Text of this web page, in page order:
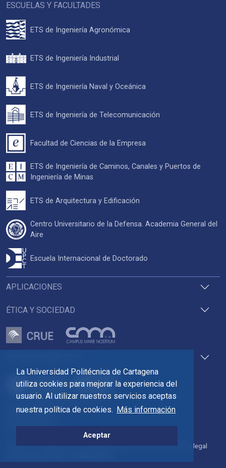
La Universidad Politécnica de Cartagena
utiliza cookies para mejorar la experiencia del
usuario. Al utilizar nuestros servicios aceptas
nuestra política de cookies. Más información
Aceptar
Pza. del Cronista Isidoro Valverde
Edif. La Milagrosa
Directorio Contacto Accesibilidad Política de Cookies Aviso legal
APLICACIONES
ÉTICA Y SOCIEDAD
ESCUELAS Y FACULTADES
ETS de Ingeniería Agronómica
ETS de Ingeniería Industrial
ETS de Ingeniería Naval y Oceánica
ETS de Ingeniería de Telecomunicación
Facultad de Ciencias de la Empresa
ETS de Ingeniería de Caminos, Canales y Puertos de
Ingeniería de Minas
ETS de Arquitectura y Edificación
Centro Universitario de la Defensa. Academia General del
Aire
Escuela Internacional de Doctorado